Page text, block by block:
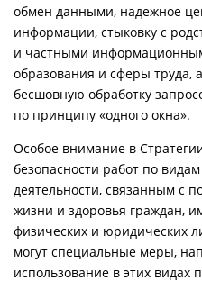
обмен данными, надежное
информации, стыковку с
и частными
образования и сферы труда,
бесшовную обработку
по принципу «одного окна».
Особое внимание в
безопасности работ по
деятельности, связанным с
жизни и здоровья граждан,
физических и юридических
могут специальные меры,
использование в этих видах